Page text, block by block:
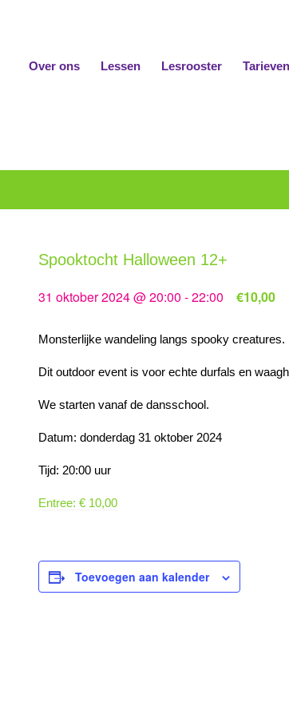
Over ons Lessen Lesrooster Tarieven
Spooktocht Halloween 12+
31 oktober 2024 @ 20:00 -22:00 €10,00
Monsterlijke wandeling langs spooky creatures.
Dit outdoor event is voor echte durfals en
We starten vanaf de dansschool.
Datum: donderdag 31 oktober 2024
Tijd: 20:00 uur
Entree: € 10,00
Toevoegen aan kalender